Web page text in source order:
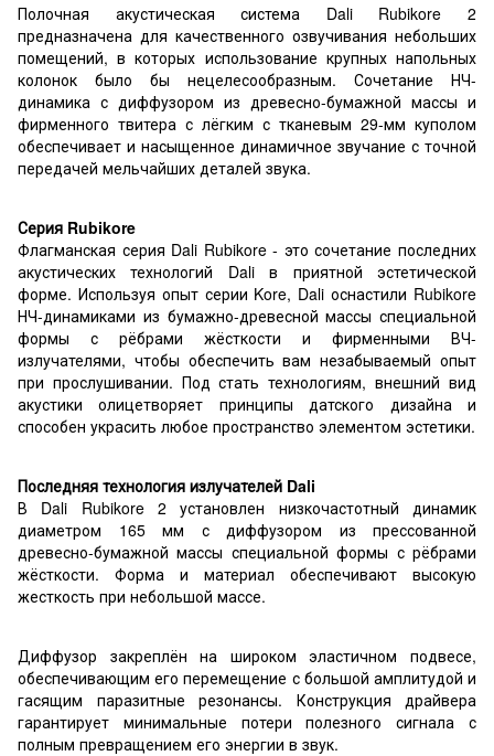
Полочная акустическая система Dali Rubikore 2
предназначена для качественного озвучивания небольших
помещений, в которых использование крупных напольных
колонок было бы нецелесообразным. Сочетание НЧ-
динамика с диффузором из древесно-бумажной массы и
фирменного твитера с лёгким с тканевым 29-мм куполом
обеспечивает и насыщенное динамичное звучание с точной
передачей мельчайших деталей звука.
Серия Rubikore
Флагманская серия Dali Rubikore - это сочетание последних
акустических технологий Dali в приятной эстетической
форме. Используя опыт серии Kore, Dali оснастили Rubikore
НЧ-динамиками из бумажно-древесной массы специальной
формы с рёбрами жёсткости и фирменными ВЧ-
излучателями, чтобы обеспечить вам незабываемый опыт
при прослушивании. Под стать технологиям, внешний вид
акустики олицетворяет принципы датского дизайна и
способен украсить любое пространство элементом эстетики.
Последняя технология излучателей Dali
В Dali Rubikore 2 установлен низкочастотный динамик
диаметром 165 мм с диффузором из прессованной
древесно-бумажной массы специальной формы с рёбрами
жёсткости. Форма и материал обеспечивают высокую
жесткость при небольшой массе.
Диффузор закреплён на широком эластичном подвесе,
обеспечивающим его перемещение с большой амплитудой и
гасящим паразитные резонансы. Конструкция драйвера
гарантирует минимальные потери полезного сигнала с
полным превращением его энергии в звук.